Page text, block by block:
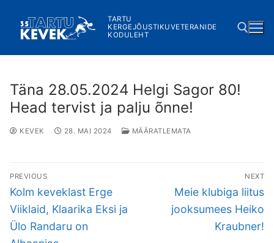
content
TARTU
KERGEJÕUSTIKUVETERANIDE
KODULEHT
Täna 28.05.2024 Helgi Sagor 80!
Head tervist ja palju õnne!
KEVEK 28. MAI 2024 MÄÄRATLEMATA
Navigeerimine
PREVIOUS
Previous
post:
Kolm keveklast Erge
Viiklaid, Klaarika Eksi ja
Ülo Randaru on
NEXT
Next
post:
Meie klubiga liitus
jooksumees Heiko
Kraubner!